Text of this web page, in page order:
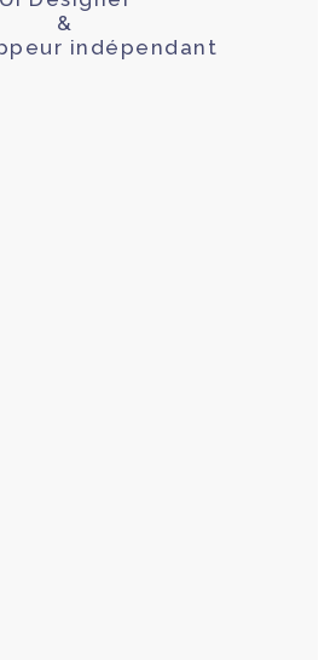
&
indépendant